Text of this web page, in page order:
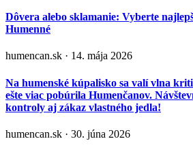
Dôvera alebo sklamanie: Vyberte
Humenné
humencan.sk · 14. mája 2026
Na humenské kúpalisko sa valí vlna
ešte viac pobúrila Humenčanov.
kontroly aj zákaz vlastného jedla!
humencan.sk · 30. júna 2026